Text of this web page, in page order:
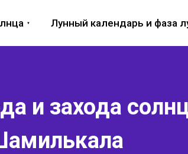
Лунный календарь и фаза
и захода